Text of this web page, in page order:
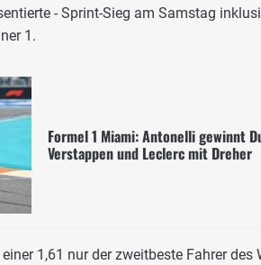
- Sprint-Sieg am Samstag
1.
Formel 1 Miami: Antonelli gewinnt
Verstappen und Leclerc mit Dreher
1,61 nur der zweitbeste Fahrer des